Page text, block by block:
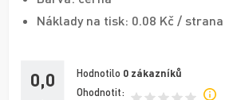
Náklady na tisk: 0.08 Kč / strana
0,0 Hodnotilo 0 zákazníků
Ohodnotit: